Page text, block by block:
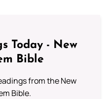
Today - New
Bible
from the New
Bible.